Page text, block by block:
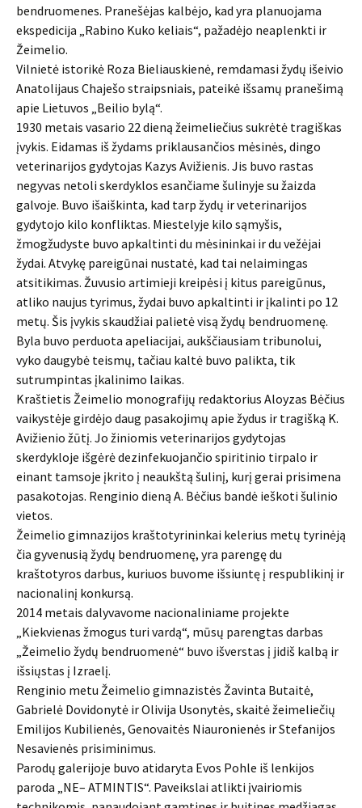
bendruomenes. Pranešėjas kalbėjo, kad yra planuojama
ekspedicija „Rabino Kuko keliais“, pažadėjo neaplenkti ir
Žeimelio.
Vilnietė istorikė Roza Bieliauskienė, remdamasi žydų išeivio
Anatolijaus Chaješo straipsniais, pateikė išsamų pranešimą
apie Lietuvos „Beilio bylą“.
1930 metais vasario 22 dieną žeimeliečius sukrėtė tragiškas
įvykis. Eidamas iš žydams priklausančios mėsinės, dingo
veterinarijos gydytojas Kazys Avižienis. Jis buvo rastas
negyvas netoli skerdyklos esančiame šulinyje su žaizda
galvoje. Buvo išaiškinta, kad tarp žydų ir veterinarijos
gydytojo kilo konfliktas. Miestelyje kilo sąmyšis,
žmogžudyste buvo apkaltinti du mėsininkai ir du vežėjai
žydai. Atvykę pareigūnai nustatė, kad tai nelaimingas
atsitikimas. Žuvusio artimieji kreipėsi į kitus pareigūnus,
atliko naujus tyrimus, žydai buvo apkaltinti ir įkalinti po 12
metų. Šis įvykis skaudžiai palietė visą žydų bendruomenę.
Byla buvo perduota apeliacijai, aukščiausiam tribunolui,
vyko daugybė teismų, tačiau kaltė buvo palikta, tik
sutrumpintas įkalinimo laikas.
Kraštietis Žeimelio monografijų redaktorius Aloyzas Bėčius
vaikystėje girdėjo daug pasakojimų apie žydus ir tragišką K.
Avižienio žūtį. Jo žiniomis veterinarijos gydytojas
skerdykloje išgėrė dezinfekuojančio spiritinio tirpalo ir
einant tamsoje įkrito į neaukštą šulinį, kurį gerai prisimena
pasakotojas. Renginio dieną A. Bėčius bandė ieškoti šulinio
vietos.
Žeimelio gimnazijos kraštotyrininkai kelerius metų tyrinėją
čia gyvenusią žydų bendruomenę, yra parengę du
kraštotyros darbus, kuriuos buvome išsiuntę į respublikinį ir
nacionalinį konkursą.
2014 metais dalyvavome nacionaliniame projekte
„Kiekvienas žmogus turi vardą“, mūsų parengtas darbas
„Žeimelio žydų bendruomenė“ buvo išverstas į jidiš kalbą ir
išsiųstas į Izraelį.
Renginio metu Žeimelio gimnazistės Žavinta Butaitė,
Gabrielė Dovidonytė ir Olivija Usonytės, skaitė žeimeliečių
Emilijos Kubilienės, Genovaitės Niauronienės ir Stefanijos
Nesavienės prisiminimus.
Parodų galerijoje buvo atidaryta Evos Pohle iš lenkijos
paroda „NE– ATMINTIS“. Paveikslai atlikti įvairiomis